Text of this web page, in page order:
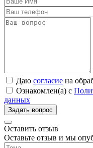
Даю согласие на
Ознакомлен(а) с
данных
Оставить отзыв
Оставьте отзыв и мы